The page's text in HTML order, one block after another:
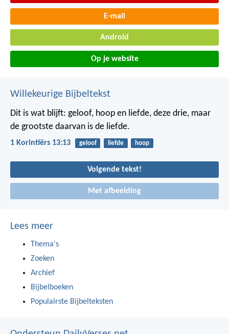
E-mail
Android
Op je website
Willekeurige Bijbeltekst
Dit is wat blijft: geloof, hoop en liefde, deze drie, maar
de grootste daarvan is de liefde.
1 Korintiërs 13:13 geloof liefde hoop
Volgende tekst!
Met afbeelding
Lees meer
Thema's
Zoeken
Archief
Bijbelboeken
Populairste Bijbelteksten